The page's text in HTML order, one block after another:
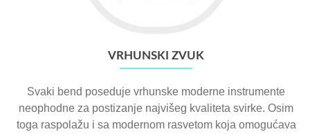
VRHUNSKI ZVUK
Svaki bend poseduje vrhunske moderne instrumente
neophodne za postizanje najvišeg kvaliteta svirke. Osim
toga raspolažu i sa modernom rasvetom koja omogućava